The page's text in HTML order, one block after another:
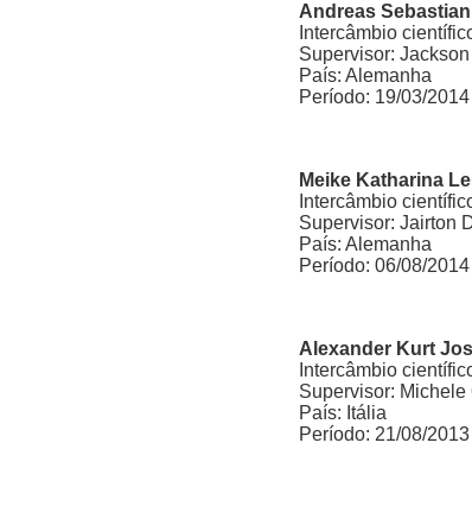
Andreas
Intercâmbio
Supervisor:
País: Alemanha
Período: 19/03/
Meike Katharina
Intercâmbio
Supervisor: Jairton
País: Alemanha
Período: 06/08/
Alexander Kurt
Intercâmbio
Supervisor:
País: Itália
Período: 21/08/